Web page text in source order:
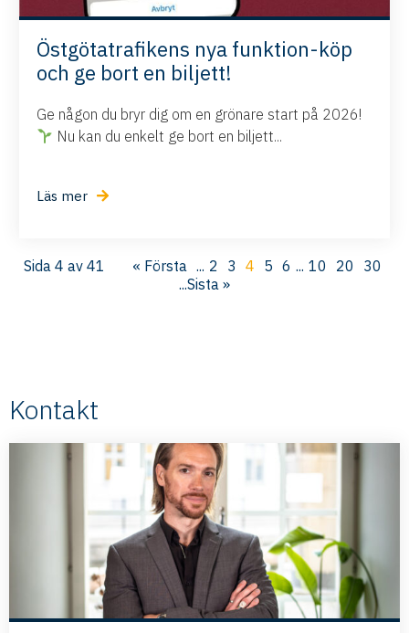
Östgötatrafikens nya funktion-köp
och ge bort en biljett!
Ge någon du bryr dig om en grönare start på 2026!
Nu kan du enkelt ge bort en biljett...
Läs mer
Sida 4 av 41 « Första ... 2 3 4 5 6 ... 10 20
30
...Sista »
Kontakt